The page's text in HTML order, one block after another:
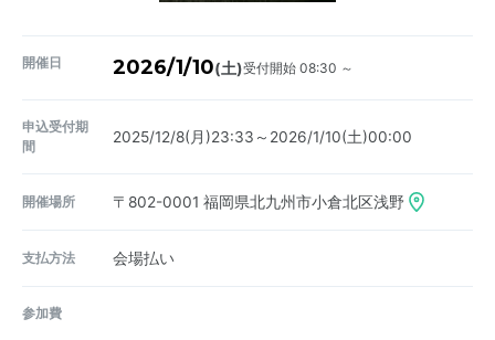
開催日 2026/1/10(土)受付開始 08:30 ～
申込受付期
間
2025/12/8(月)23:33～2026/1/10(土)00:00
開催場所 〒802-0001 福岡県北九州市小倉北区浅野
支払方法 会場払い
参加費